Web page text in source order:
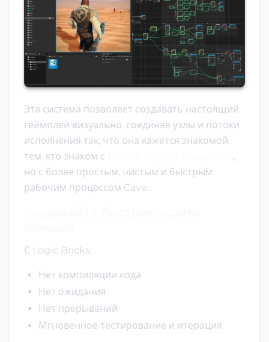
Эта система позволяет создавать настоящий
геймплей визуально, соединяя узлы и потоки
исполнения так, что она кажется знакомой
тем, кто знаком с
,
но с более простым, чистым и быстрым
рабочим процессом Cave.
С Logic Bricks:
Нет компиляции кода
Нет ожидания
Нет прерываний
Мгновенное тестирование и итерация